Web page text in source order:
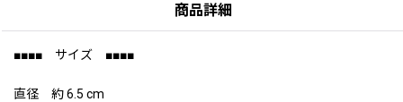
商品詳細
■■■■ サイズ ■■■■
直径 約 6.5 cm